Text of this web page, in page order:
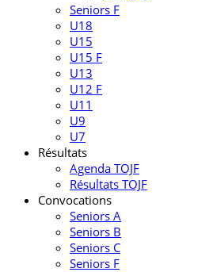
Seniors F
U18
U15
U15 F
U13
U12 F
U11
U9
U7
Résultats
Agenda TOJF
Résultats TOJF
Convocations
Seniors A
Seniors B
Seniors C
Seniors F